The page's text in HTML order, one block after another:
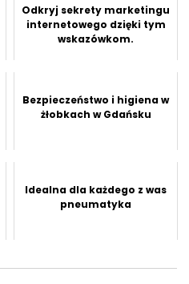
Odkryj sekrety marketingu
internetowego dzięki tym
wskazówkom.
Bezpieczeństwo i higiena w
żłobkach w Gdańsku
Idealna dla każdego z was
pneumatyka